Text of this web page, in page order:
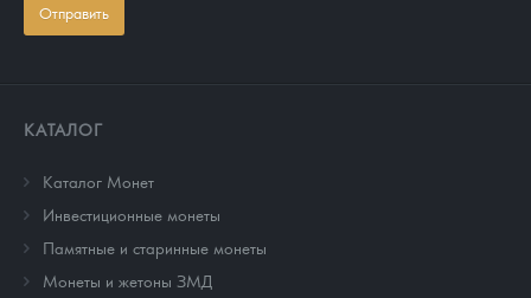
Отправить
КАТАЛОГ
Каталог Монет
Инвестиционные монеты
Памятные и старинные монеты
Монеты и жетоны ЗМД